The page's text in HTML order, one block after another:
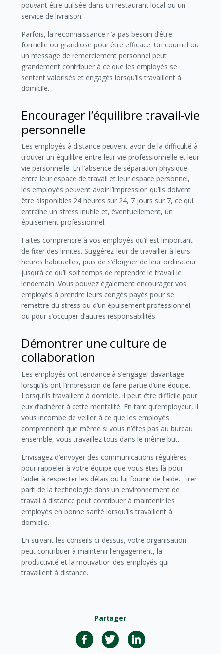
pouvant être utilisée dans un restaurant local ou un
service de livraison.
Parfois, la reconnaissance n’a pas besoin d’être
formelle ou grandiose pour être efficace. Un courriel ou
un message de remerciement personnel peut
grandement contribuer à ce que les employés se
sentent valorisés et engagés lorsqu’ils travaillent à
domicile.
Encourager l’équilibre travail-vie
personnelle
Les employés à distance peuvent avoir de la difficulté à
trouver un équilibre entre leur vie professionnelle et leur
vie personnelle. En l’absence de séparation physique
entre leur espace de travail et leur espace personnel,
les employés peuvent avoir l’impression qu’ils doivent
être disponibles 24 heures sur 24, 7 jours sur 7, ce qui
entraîne un stress inutile et, éventuellement, un
épuisement professionnel.
Faites comprendre à vos employés qu’il est important
de fixer des limites. Suggérez-leur de travailler à leurs
heures habituelles, puis de s’éloigner de leur ordinateur
jusqu’à ce qu’il soit temps de reprendre le travail le
lendemain. Vous pouvez également encourager vos
employés à prendre leurs congés payés pour se
remettre du stress ou d’un épuisement professionnel
ou pour s’occuper d’autres responsabilités.
Démontrer une culture de
collaboration
Les employés ont tendance à s’engager davantage
lorsqu’ils ont l’impression de faire partie d’une équipe.
Lorsqu’ils travaillent à domicile, il peut être difficile pour
eux d’adhérer à cette mentalité. En tant qu’employeur, il
vous incombe de veiller à ce que les employés
comprennent que même si vous n’êtes pas au bureau
ensemble, vous travaillez tous dans le même but.
Envisagez d’envoyer des communications régulières
pour rappeler à votre équipe que vous êtes là pour
l’aider à respecter les délais ou lui fournir de l’aide. Tirer
parti de la technologie dans un environnement de
travail à distance peut contribuer à maintenir les
employés en bonne santé lorsqu’ils travaillent à
domicile.
En suivant les conseils ci-dessus, votre organisation
peut contribuer à maintenir l’engagement, la
productivité et la motivation des employés qui
travaillent à distance.
Partager